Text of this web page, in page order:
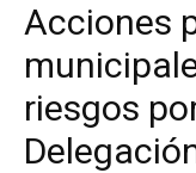
Acciones
riesgos